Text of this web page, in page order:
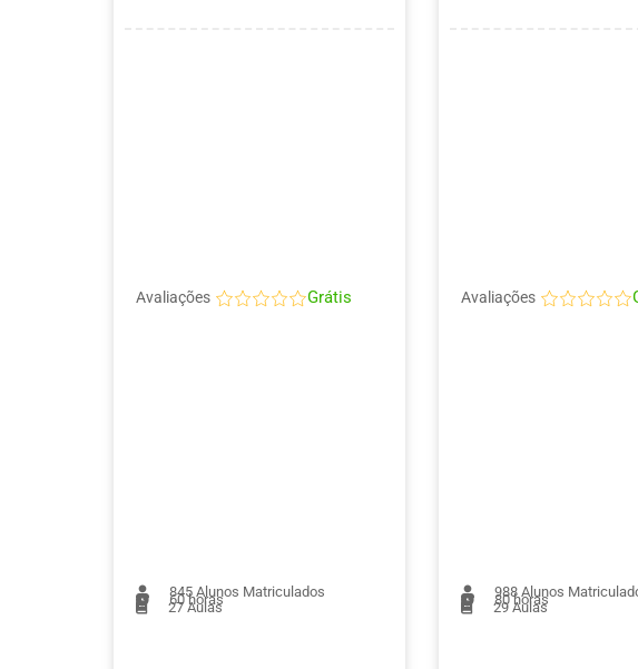
Avaliações Grátis
845 Alunos Matriculados
60 horas
27Aulas
Avaliações
988 Alunos
80 horas
29Aulas